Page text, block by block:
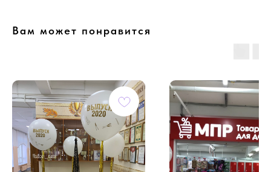
Вам может понравится